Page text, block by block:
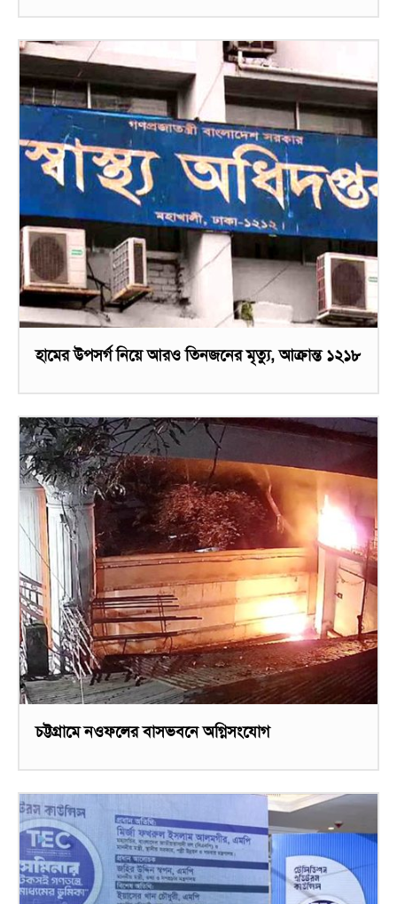
হামের উপসর্গ নিয়ে আরও তিনজনের মৃত্যু, আক্রান্ত ১২১৮
চট্টগ্রামে নওফলের বাসভবনে অগ্নিসংযোগ